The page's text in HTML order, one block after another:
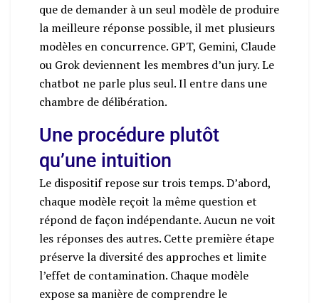
que de demander à un seul modèle de produire
la meilleure réponse possible, il met plusieurs
modèles en concurrence. GPT, Gemini, Claude
ou Grok deviennent les membres d’un jury. Le
chatbot ne parle plus seul. Il entre dans une
chambre de délibération.
Une procédure plutôt
qu’une intuition
Le dispositif repose sur trois temps. D’abord,
chaque modèle reçoit la même question et
répond de façon indépendante. Aucun ne voit
les réponses des autres. Cette première étape
préserve la diversité des approches et limite
l’effet de contamination. Chaque modèle
expose sa manière de comprendre le